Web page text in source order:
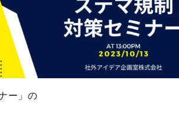
ー」の